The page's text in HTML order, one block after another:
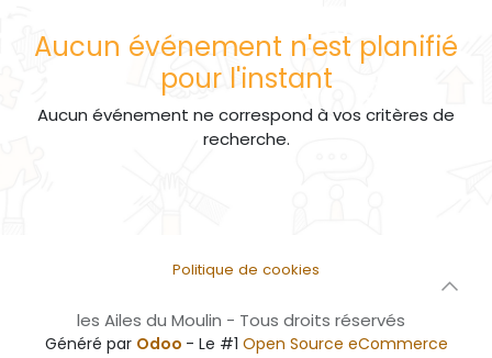
Aucun événement n'est planifié
pour l'instant
Aucun événement ne correspond à vos critères de
recherche.
Politique de cookies
les Ailes du Moulin - Tous droits réservés
Généré par Odoo - Le #1 Open Source eCommerce